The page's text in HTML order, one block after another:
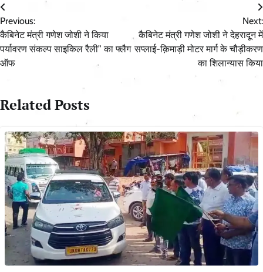
Post
navigation
Previous:
कैबिनेट मंत्री गणेश जोशी ने किया
पर्यावरण संकल्प साइकिल रैली” का फ्लैग
ऑफ
Next:
कैबिनेट मंत्री गणेश जोशी ने देहरादून में
सप्लाई-क़िमाड़ी मोटर मार्ग के चौड़ीकरण
का शिलान्यास किया
Related Posts